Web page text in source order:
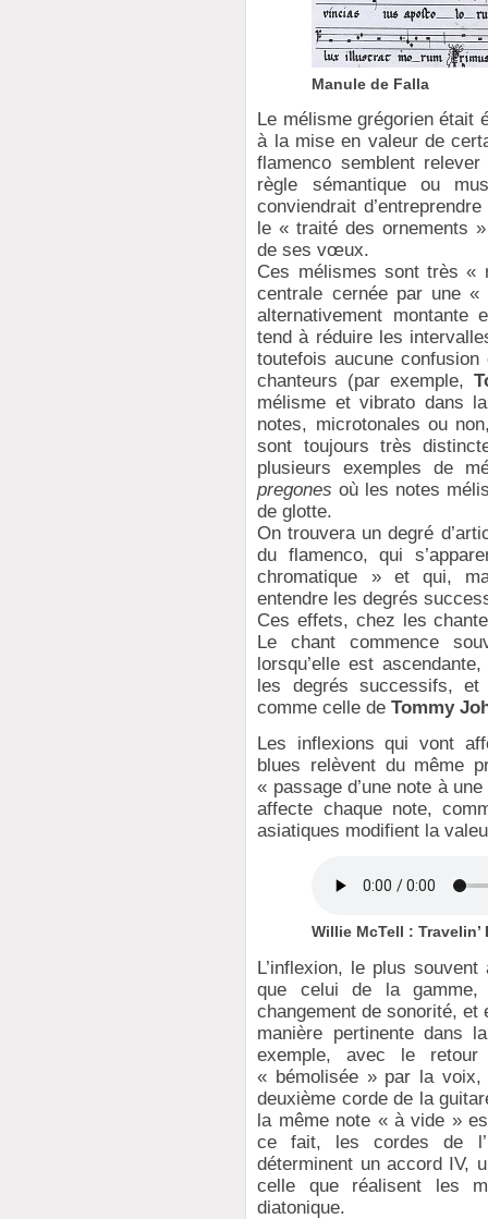
Manule de Falla
Le mélisme grégorien était
à la mise en valeur de
flamenco semblent
règle sémantique ou
conviendrait
le « traité des ornements
de ses vœux.
Ces mélismes sont très «
centrale cernée par une
alternativement montante
tend à réduire les
toutefois aucune
chanteurs (par exemple,
mélisme et vibrato dans
notes, microtonales ou
sont toujours très
plusieurs exemples de
pregones où les notes
de glotte.
On trouvera un degré
du flamenco, qui
chromatique » et qui,
entendre les degrés
Ces effets, chez les
Le chant commence
lorsqu’elle est
les degrés successifs,
comme celle deTommy
Les inflexions qui vont
blues relèvent du même
« passage d’une note à
affecte chaque note,
asiatiques modifient la
Willie McTell : Travelin’
L’inflexion, le plus
que celui de la
changement de sonorité,
manière pertinente dans
exemple, avec le
« bémolisée » par la
deuxième corde de la
la même note « à vide »
ce fait, les cordes de
déterminent un accord IV,
celle que réalisent les
diatonique.